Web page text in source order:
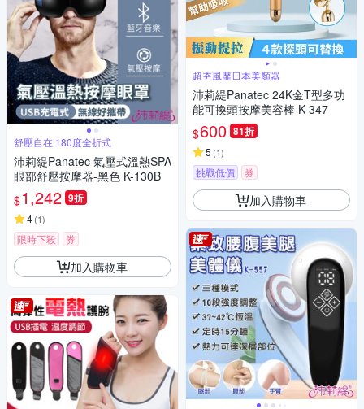
舒壓自在 180度全折式
沛莉緹Panatec 氣壓式溫熱SPA
眼部舒壓按摩器-黑色 K-130B
$1,242 9折
4(1)
限時下殺 券
加入購物車
超夯風靡日本美顏器
沛莉緹Panatec 24K金T型多功
能可換頭按摩美容棒 K-347
$600 81折
5 (1)
挑戰低價 券
加入購物車